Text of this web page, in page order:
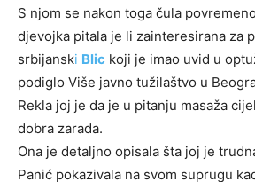
S njom se nakon toga čula
djevojka pitala je li zainteresirana za
srbijanski Blic koji je imao uvid u
podiglo Više javno tužilaštvo u
Rekla joj je da je u pitanju masaža
dobra zarada.
Ona je detaljno opisala šta joj je
Panić pokazivala na svom suprugu